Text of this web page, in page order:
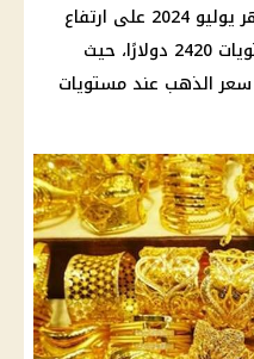
وأنهت أسعار الذهب العالمية شهر يوليو 2024 على ارتفاع
حيث وصل سعر الأونصة إلى مستويات 2420 دولارًا، حيث
سعر الذهب عند مستويات